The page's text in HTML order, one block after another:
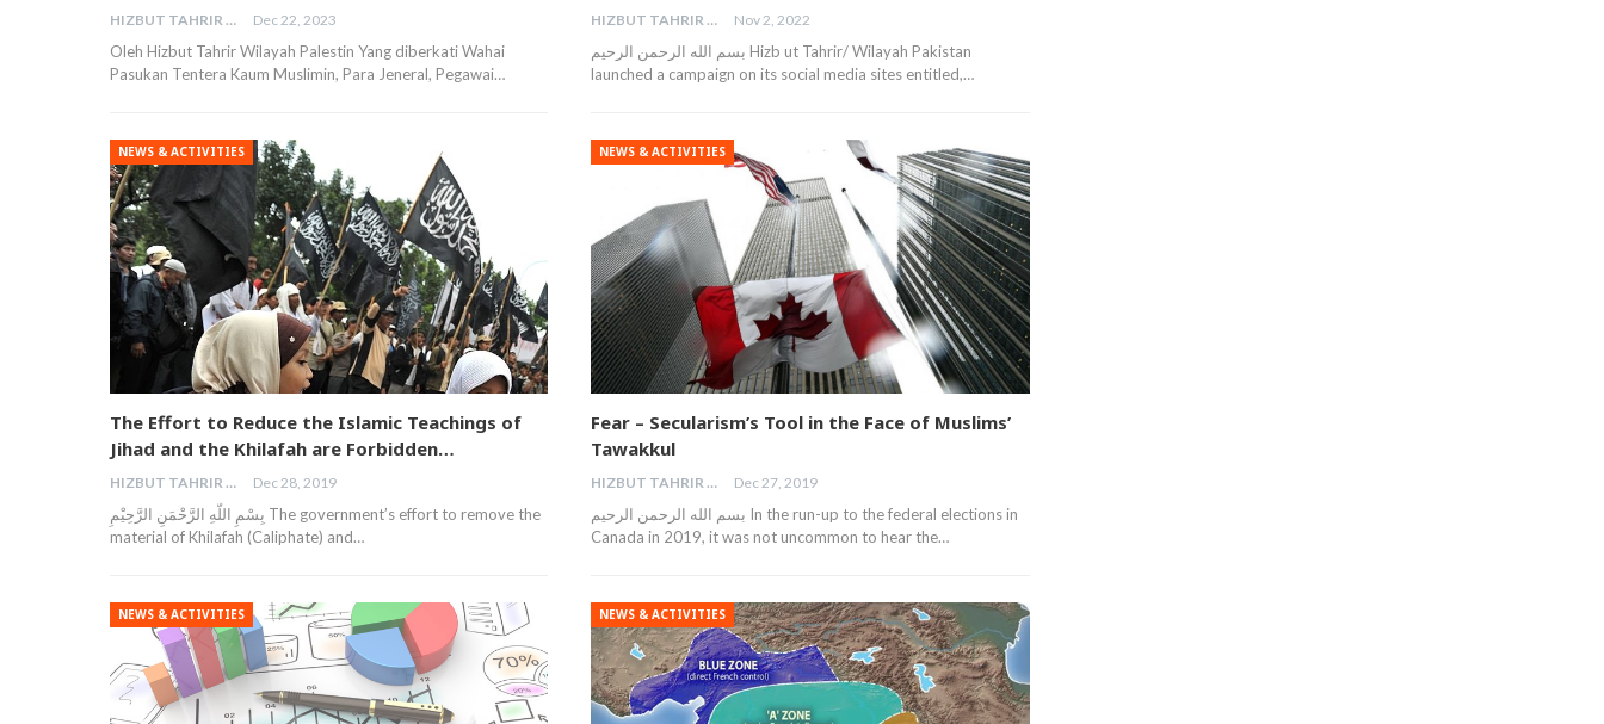
HIZBUT TAHRIR MALAYSIA Dec 22, 2023
Oleh Hizbut Tahrir Wilayah Palestin Yang diberkati Wahai
Pasukan Tentera Kaum Muslimin, Para Jeneral, Pegawai…
HIZBUT TAHRIR MALAYSIA Nov 2, 2022
بسم الله الرحمن الرحيم Hizb ut Tahrir/ Wilayah Pakistan
launched a campaign on its social media sites entitled,…
NEWS & ACTIVITIES
The Effort to Reduce the Islamic Teachings of
Jihad and the Khilafah are Forbidden…
HIZBUT TAHRIR MALAYSIA Dec 28, 2019
بِسْمِ اللّهِ الرَّحْمَنِ الرَّحِيْمِ The government’s effort to remove the
material of Khilafah (Caliphate) and…
NEWS & ACTIVITIES
Fear – Secularism’s Tool in the Face of Muslims’
Tawakkul
HIZBUT TAHRIR MALAYSIA Dec 27, 2019
بسم الله الرحمن الرحيم In the run-up to the federal elections in
Canada in 2019, it was not uncommon to hear the…
NEWS & ACTIVITIES NEWS & ACTIVITIES